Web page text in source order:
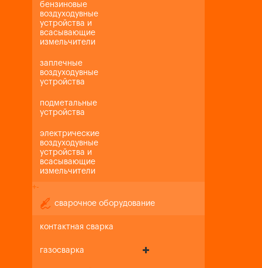
бензиновые
воздуходувные
устройства и
всасывающие
измельчители
заплечные
воздуходувные
устройства
подметальные
устройства
электрические
воздуходувные
устройства и
всасывающие
измельчители
+-
сварочное оборудование
контактная сварка
газосварка